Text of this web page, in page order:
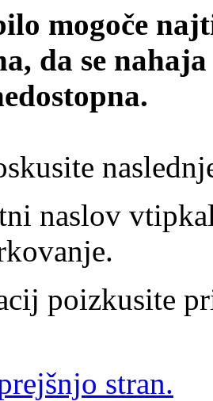
mogoče
da se
naslov
poizkusite
stran.